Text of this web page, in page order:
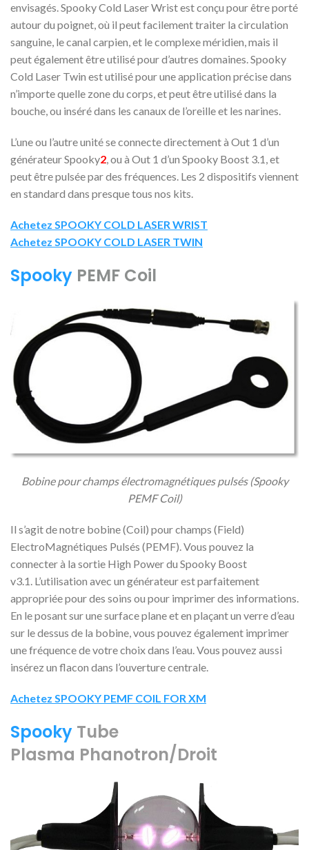
envisagés. Spooky Cold Laser Wrist est conçu pour être porté
autour du poignet, où il peut facilement traiter la circulation
sanguine, le canal carpien, et le complexe méridien, mais il
peut également être utilisé pour d’autres domaines. Spooky
Cold Laser Twin est utilisé pour une application précise dans
n’importe quelle zone du corps, et peut être utilisé dans la
bouche, ou inséré dans les canaux de l’oreille et les narines.
L’une ou l’autre unité se connecte directement à Out 1 d’un
générateur Spooky2, ou à Out 1 d’un Spooky Boost 3.1, et
peut être pulsée par des fréquences. Les 2 dispositifs viennent
en standard dans presque tous nos kits.
Achetez SPOOKY COLD LASER WRIST
Achetez SPOOKY COLD LASER TWIN
Spooky PEMF Coil
Bobine pour champs électromagnétiques pulsés (Spooky
PEMF Coil)
Il s’agit de notre bobine (Coil) pour champs (Field)
ElectroMagnétiques Pulsés (PEMF). Vous pouvez la
connecter à la sortie High Power du Spooky Boost
v3.1. L’utilisation avec un générateur est parfaitement
appropriée pour des soins ou pour imprimer des informations.
En le posant sur une surface plane et en plaçant un verre d’eau
sur le dessus de la bobine, vous pouvez également imprimer
une fréquence de votre choix dans l’eau. Vous pouvez aussi
insérez un flacon dans l’ouverture centrale.
Achetez SPOOKY PEMF COIL FOR XM
Spooky Tube
Plasma Phanotron/Droit